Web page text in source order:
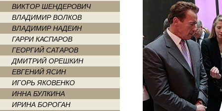
ВИКТОР ШЕНДЕРОВИЧ
ВЛАДИМИР ВОЛКОВ
ВЛАДИМИР НАДЕИН
ГАРРИ КАСПАРОВ
ГЕОРГИЙ САТАРОВ
ДМИТРИЙ ОРЕШКИН
ЕВГЕНИЙ ЯСИН
ИГОРЬ ЯКОВЕНКО
ИННА БУЛКИНА
ИРИНА БОРОГАН